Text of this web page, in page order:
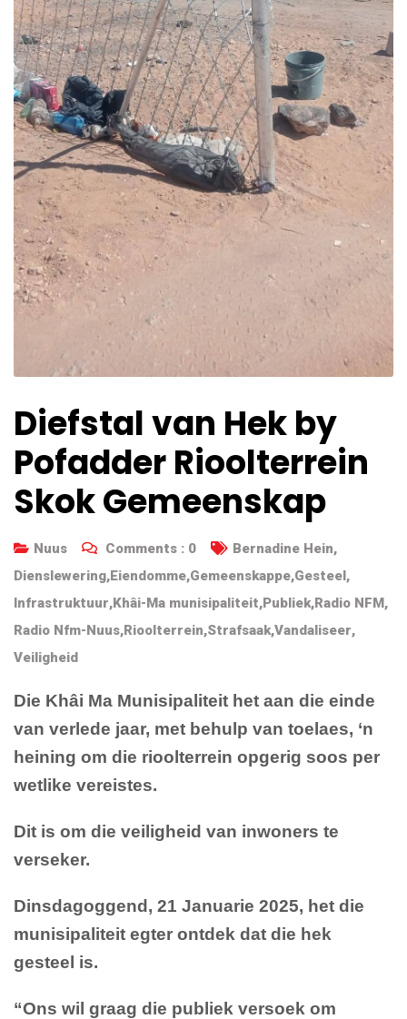
Diefstal van Hek by
Pofadder Rioolterrein
Skok Gemeenskap
Nuus Comments : 0 Bernadine Hein,
Dienslewering,Eiendomme,Gemeenskappe,Gesteel,
Infrastruktuur,Khâi-Ma munisipaliteit,Publiek,Radio NFM,
Radio Nfm-Nuus,Rioolterrein,Strafsaak,Vandaliseer,
Veiligheid
Die Khâi Ma Munisipaliteit het aan die einde
van verlede jaar, met behulp van toelaes, ‘n
heining om die rioolterrein opgerig soos per
wetlike vereistes.
Dit is om die veiligheid van inwoners te
verseker.
Dinsdagoggend, 21 Januarie 2025, het die
munisipaliteit egter ontdek dat die hek
gesteel is.
“Ons wil graag die publiek versoek om